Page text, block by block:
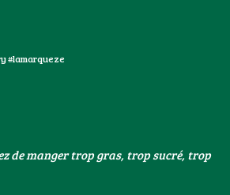
#lamarqueze
de manger trop gras, trop sucré, trop